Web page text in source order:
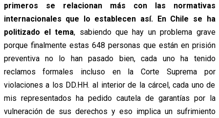
primeros se relacionan más con las normativas
internacionales que lo establecen así. En Chile se ha
politizado el tema, sabiendo que hay un problema grave
porque finalmente estas 648 personas que están en prisión
preventiva no lo han pasado bien, cada uno ha tenido
reclamos formales incluso en la Corte Suprema por
violaciones a los DD.HH. al interior de la cárcel, cada uno de
mis representados ha pedido cautela de garantías por la
vulneración de sus derechos y eso implica un sufrimiento